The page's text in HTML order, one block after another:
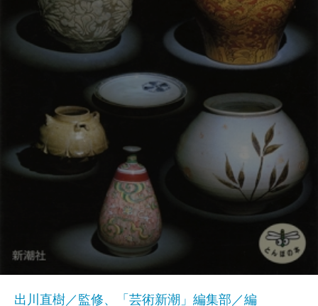
出川直樹／監修、「芸術新潮」編集部／編